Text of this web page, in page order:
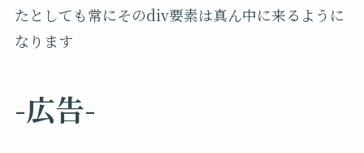
たとしても常にそのdiv要素は真ん中に来るように
なります
-広告-